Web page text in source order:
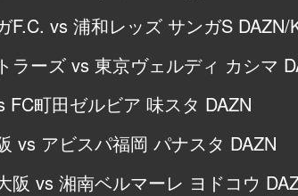
F.C. vs 浦和レッズ サンガS DAZN/
ラーズ vs 東京ヴェルディ カシマ
FC町田ゼルビア 味スタ DAZN
vs アビスパ福岡 パナスタ DAZN
阪 vs 湘南ベルマーレ ヨドコウ